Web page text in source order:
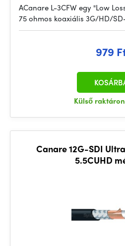
ACanare L-3CFW egy "Low
75 ohmos koaxiális 3G/HD/
979
Külső raktáron
Canare 12G-SDI
5.5CUHD